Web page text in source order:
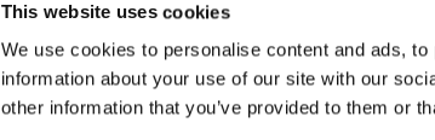
This website uses cookies
We use cookies to personalise content and ads,
information about your use of our site with our
other information that you’ve provided to them or